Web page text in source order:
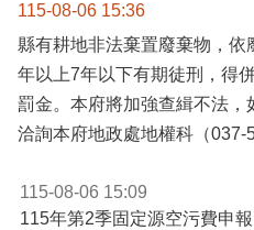
115-08-06 15:36
縣有耕地非法棄置廢棄物，
年以上7年以下有期徒刑，得
罰金。本府將加強查緝不法，
115-08-06 15:09